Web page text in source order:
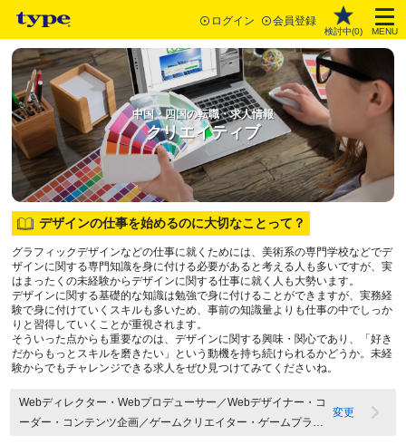
ログイン 会員登録
検討中(0) MENU
中国・四国の転職・求人情報
クリエイティブ
デザインの仕事を始めるのに大切なことって？
グラフィックデザインなどの仕事に就くためには、美術系の専門学校などでデ
ザインに関する専門知識を身に付ける必要があると考える人も多いですが、実
はまったくの未経験からデザインに関する仕事に就く人も大勢います。
デザインに関する基礎的な知識は勉強で身に付けることができますが、実務経
験で身に付けていくスキルも多いため、事前の知識量よりも仕事の中でしっか
りと習得していくことが重視されます。
そういった点からも重要なのは、デザインに関する興味・関心であり、「好き
だからもっとスキルを磨きたい」という動機を持ち続けられるかどうか。未経
験からでもチャレンジできる求人をぜひ見つけてみてくださいね。
Webディレクター・Webプロデューサー／Webデザイナー・コ
ーダー・コンテンツ企画／ゲームクリエイター・ゲームプラン
変更